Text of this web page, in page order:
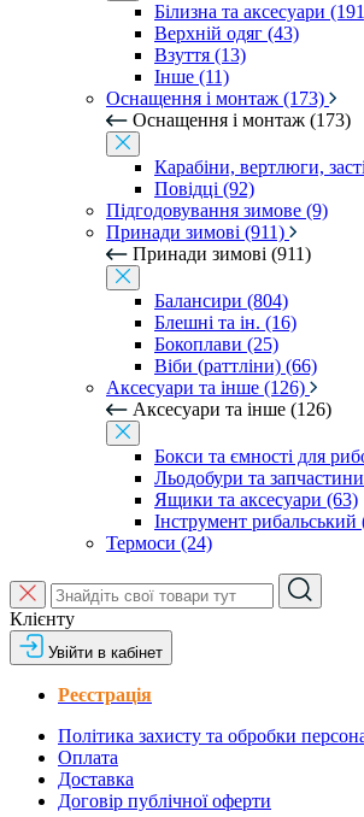
Білизна та аксесуари
Верхній одяг (43)
Взуття (13)
Інше (11)
Оснащення і монтаж (173)
Оснащення і монтаж (173)
Карабіни, вертлюги,
Повідці (92)
Підгодовування зимове (9)
Принади зимові (911)
Принади зимові (911)
Балансири (804)
Блешні та ін. (16)
Бокоплави (25)
Віби (раттліни) (66)
Аксесуари та інше (126)
Аксесуари та інше (126)
Бокси та ємності для
Льодобури та
Ящики та аксесуари (63)
Інструмент рибальський
Термоси (24)
Клієнту
Увійти в кабінет
Реєстрація
Політика захисту та обробки
Оплата
Доставка
Договір публічної оферти